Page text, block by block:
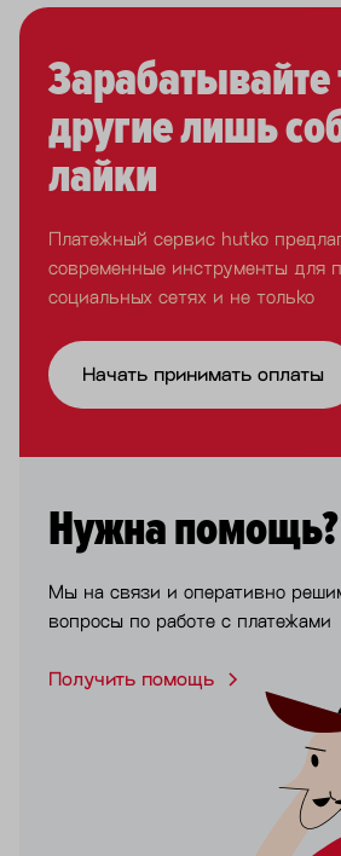
Зарабатывайте
другие лишь
лайки
Платежный сервис hutko
современные инструменты для
социальных сетях и не только
Начать принимать оплаты
Нужна помощь?
Мы на связи и оперативно
вопросы по работе с платежами
Получить помощь